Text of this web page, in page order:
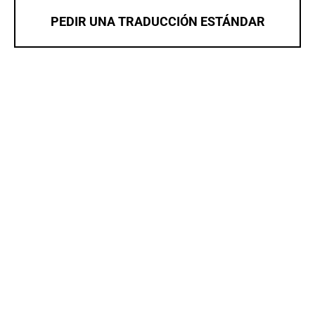
PEDIR UNA TRADUCCIÓN ESTÁNDAR